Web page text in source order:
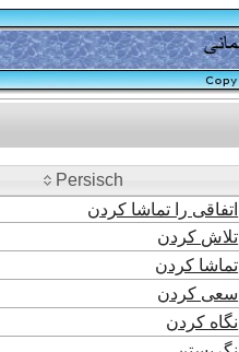
Persisch
Persischاتفاقی را تماشا کردن
تلاش کردن
تماشا کردن
سعی کردن
نگاه کردن